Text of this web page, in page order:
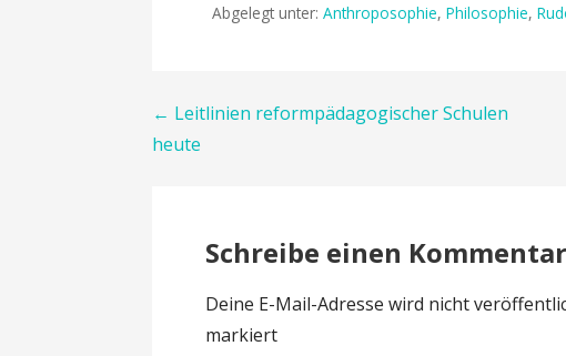
Abgelegt unter:Anthroposophie,Philosophie,
Beitragsnavigation
← Leitlinien reformpädagogischer Schulen
heute
Schreibe einen Kommentar
Deine E-Mail-Adresse wird nicht
markiert